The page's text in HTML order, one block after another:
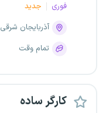
فوری
جدید
آذربایجان شرقی
تمام وقت
کارگر ساده